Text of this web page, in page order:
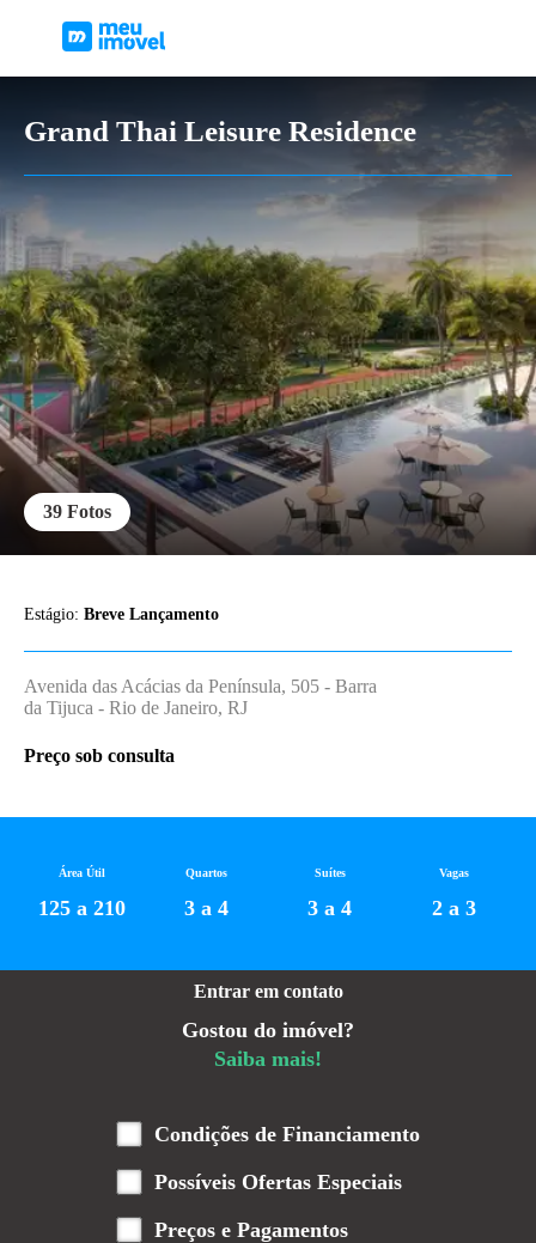
Grand Thai Leisure Residence
39 Fotos
Entrar em contato
Gostou do imóvel?
Saiba mais!
Condições de Financiamento
Possíveis Ofertas Especiais
Preços e Pagamentos
Área Útil
125 a 210
Quartos
3 a 4
Suítes
3 a 4
Vagas
2 a 3
Estágio: Breve Lançamento
Avenida das Acácias da Península, 505 - Barra
da Tijuca - Rio de Janeiro, RJ
Preço sob consulta